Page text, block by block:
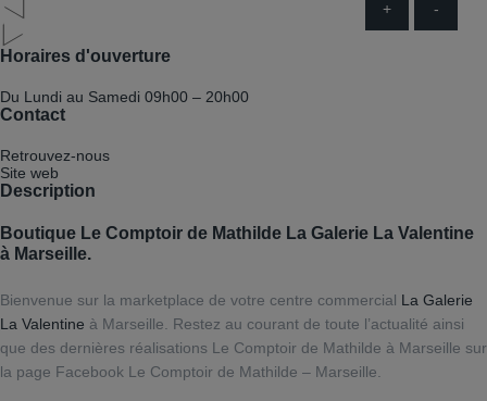
+ -
Horaires d'ouverture
Du Lundi au Samedi 09h00 – 20h00
Contact
Retrouvez-nous
Site web
Description
Boutique Le Comptoir de Mathilde La Galerie La Valentine
à Marseille.
Bienvenue sur la marketplace de votre centre commercial La Galerie
La Valentine à Marseille. Restez au courant de toute l’actualité ainsi
que des dernières réalisations Le Comptoir de Mathilde à Marseille sur
la page Facebook Le Comptoir de Mathilde – Marseille.